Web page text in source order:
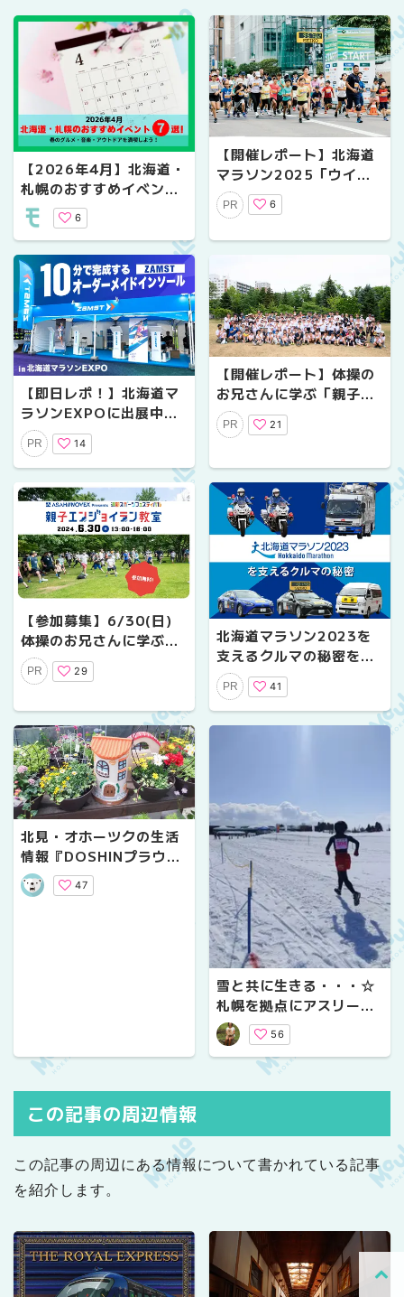
【2026年4月】北海道・
札幌のおすすめイベント
7選！｜春のグルメ・音
楽・アウトドアを満喫し
よう！
6
【開催レポート】北海道
マラソン2025「ウイニ
ングラン」今年も小学生
親子が１キロ疾走
PR 6
【即日レポ！】北海道マ
ラソンEXPOに出展中！
ZAMSTの“10分で完成
するオーダーメイドイン
ソール”で、足元を見直そ
う
PR 14
【開催レポート】体操の
お兄さんに学ぶ「親子エ
ンジョイラン教室」を中
島公園で開催しました！
PR 21
【参加募集】6/30(日)
体操のお兄さんに学ぶ
「親子エンジョイラン教
室」を中島公園で開催！
PR 29
北海道マラソン2023を
支えるクルマの秘密を大
特集
PR 41
北見・オホーツクの生活
情報『DOSHINプラウ』
デジタル vol.03
47
雪と共に生きる・・・☆
札幌を拠点にアスリート
生活を走り抜く方法☆
56
この記事の周辺情報
この記事の周辺にある情報について書かれている記事
を紹介します。